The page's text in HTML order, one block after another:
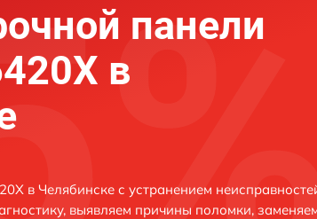
панели
в
в Челябинске с устранением
выявляем причины поломки,